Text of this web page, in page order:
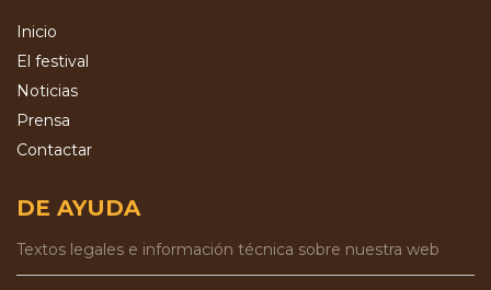
Inicio
El festival
Noticias
Prensa
Contactar
DE AYUDA
Textos legales e información técnica sobre nuestra web